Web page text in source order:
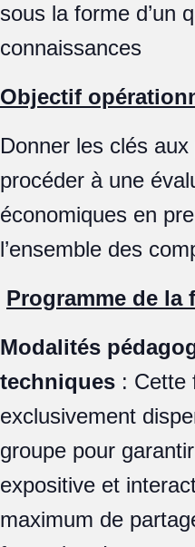
sous la forme d’un
connaissances
Objectif
Donner les clés
procéder à une
économiques en
l’ensemble des
Programme de la
Modalités
techniques : Cette
exclusivement
groupe pour
expositive et
maximum de